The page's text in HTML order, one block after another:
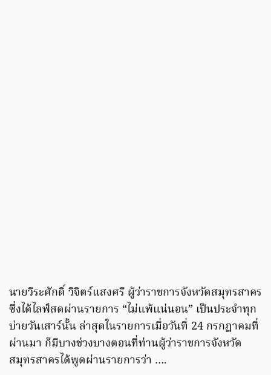
นายวีระศักดิ์ วิจิตร์แสงศรี ผู้ว่าราชการจังหวัดสมุทรสาคร
ซึ่งได้ไลฟ์สดผ่านรายการ “ไม่แพ้แน่นอน” เป็นประจำทุก
บ่ายวันเสาร์นั้น ล่าสุดในรายการเมื่อวันที่ 24 กรกฎาคมที่
ผ่านมา ก็มีบางช่วงบางตอนที่ท่านผู้ว่าราชการจังหวัด
สมุทรสาครได้พูดผ่านรายการว่า ….